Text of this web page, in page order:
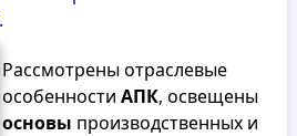
Рассмотрены отраслевые
особенности АПК, освещены
основы производственных и